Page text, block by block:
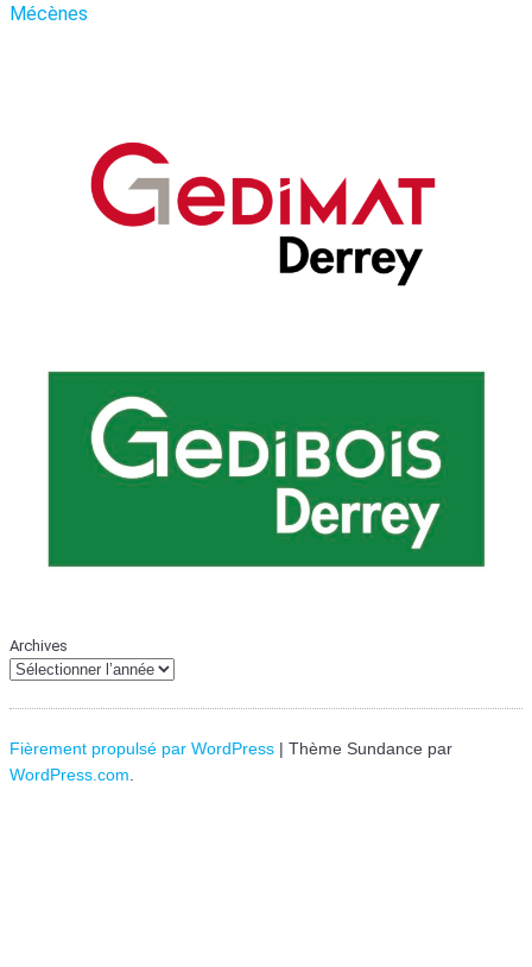
Mécènes
Archives
Fièrement propulsé par WordPress | Thème Sundance par
WordPress.com